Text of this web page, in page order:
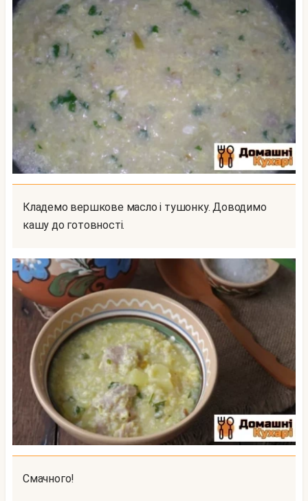
Кладемо вершкове масло і тушонку. Доводимо
кашу до готовності.
Смачного!